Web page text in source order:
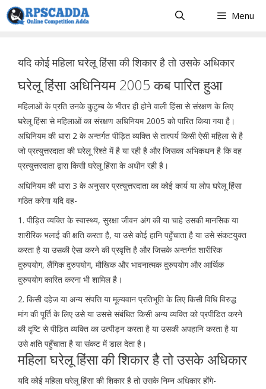
Skip
to
Menu
यदि कोई महिला घरेलू हिंसा की शिकार है तो उसके अधिकार
घरेलू हिंसा अधिनियम 2005 कब पारित हुआ
महिलाओं के प्रति उनके कुटुम्ब के भीतर ही होने वाली हिंसा से संरक्षण के लिए
घरेलू हिंसा से महिलाओं का संरक्षण अधिनियम 2005 को पारित किया गया है।
अधिनियम की धारा 2 के अन्तर्गत पीड़ित व्यक्ति से तात्पर्य किसी ऐसी महिला से है
जो प्रत्युत्तरदाता की घरेलू रिश्ते में है या रही है और जिसका अभिकथन है कि वह
प्रत्युत्तरदाता द्वारा किसी घरेलू हिंसा के अधीन रही है।
अधिनियम की धारा 3 के अनुसार प्रत्युत्तरदाता का कोई कार्य या लोप घरेलू हिंसा
गठित करेगा यदि वह-
1. पीड़ित व्यक्ति के स्वास्थ्य, सुरक्षा जीवन अंग की या चाहे उसकी मानसिक या
शारीरिक भलाई की क्षति करता है, या उसे कोई हानि पहुँचाता है या उसे संकटयुक्त
करता है या उसकी ऐसा करने की प्रवृत्ति है और जिसके अन्तर्गत शारीरिक
दुरुपयोग, लैंगिक दुरुपयोग, मौखिक और भावनात्मक दुरुपयोग और आर्थिक
दुरुपयोग कारित करना भी शामिल है।
2. किसी दहेज या अन्य संपत्ति या मूल्यवान प्रतिभूति के लिए किसी विधि विरुद्ध
मांग की पूर्ति के लिए उसे या उससे संबंधित किसी अन्य व्यक्ति को प्रपीडित करने
की दृष्टि से पीड़ित व्यक्ति का उत्पीड़न करता है या उसकी अपहानि करता है या
उसे क्षति पहुँचाता है या संकट में डाल देता है।
महिला घरेलू हिंसा की शिकार है तो उसके अधिकार
यदि कोई महिला घरेलू हिंसा की शिकार है तो उसके निम्न अधिकार होंगे-